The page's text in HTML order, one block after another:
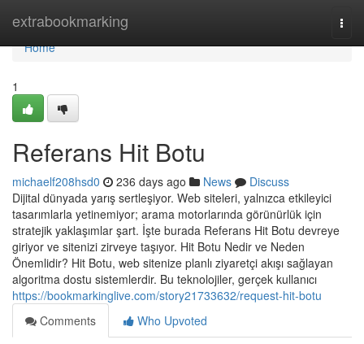
extrabookmarking
Home
Home
1
Referans Hit Botu
michaelf208hsd0 236 days ago News
Discuss
Dijital dünyada yarış sertleşiyor. Web siteleri, yalnızca etkileyici
tasarımlarla yetinemiyor; arama motorlarında görünürlük için
stratejik yaklaşımlar şart. İşte burada Referans Hit Botu devreye
giriyor ve sitenizi zirveye taşıyor. Hit Botu Nedir ve Neden
Önemlidir? Hit Botu, web sitenize planlı ziyaretçi akışı sağlayan
algoritma dostu sistemlerdir. Bu teknolojiler, gerçek kullanıcı
https://bookmarkinglive.com/story21733632/request-hit-botu
Comments
Who Upvoted